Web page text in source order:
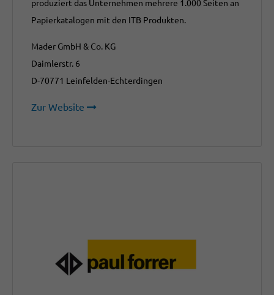
produziert das Unternehmen mehrere 1.000 Seiten an
Papierkatalogen mit den ITB Produkten.
Mader GmbH & Co. KG
Daimlerstr. 6
D-70771 Leinfelden-Echterdingen
Zur Website